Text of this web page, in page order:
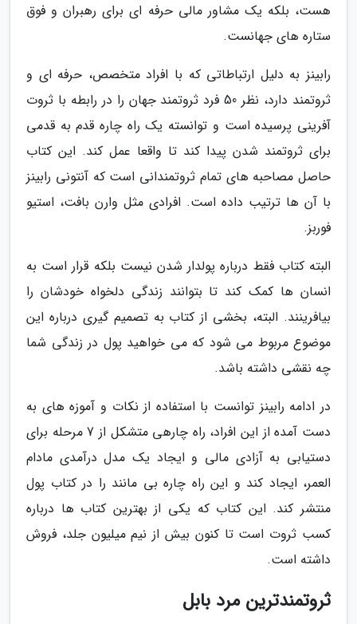
هست، بلکه یک مشاور مالی حرفه ای برای رهبران و فوق
ستاره های جهانست.
رابینز به دلیل ارتباطاتی که با افراد متخصص، حرفه ای و
ثروتمند دارد، نظر 50 فرد ثروتمند جهان را در رابطه با ثروت
آفرینی پرسیده است و توانسته یک راه چاره قدم به قدمی
برای ثروتمند شدن پیدا کند تا واقعا عمل کند. این کتاب
حاصل مصاحبه های تمام ثروتمندانی است که آنتونی رابینز
با آن ها ترتیب داده است. افرادی مثل وارن بافت، استیو
فوربز.
البته کتاب فقط درباره پولدار شدن نیست بلکه قرار است به
انسان ها کمک کند تا بتوانند زندگی دلخواه خودشان را
بیافرینند. البته، بخشی از کتاب به تصمیم گیری درباره این
موضوع مربوط می شود که می خواهید پول در زندگی شما
چه نقشی داشته باشد.
در ادامه رابینز توانست با استفاده از نکات و آموزه های به
دست آمده از این افراد، راه چارهی متشکل از 7 مرحله برای
دستیابی به آزادی مالی و ایجاد یک مدل درآمدی مادام
العمر، ایجاد کند و این راه چاره بی مانند را در کتاب پول
منتشر کند. این کتاب که یکی از بهترین کتاب ها درباره
کسب ثروت است تا کنون بیش از نیم میلیون جلد، فروش
داشته است.
ثروتمندترین مرد بابل